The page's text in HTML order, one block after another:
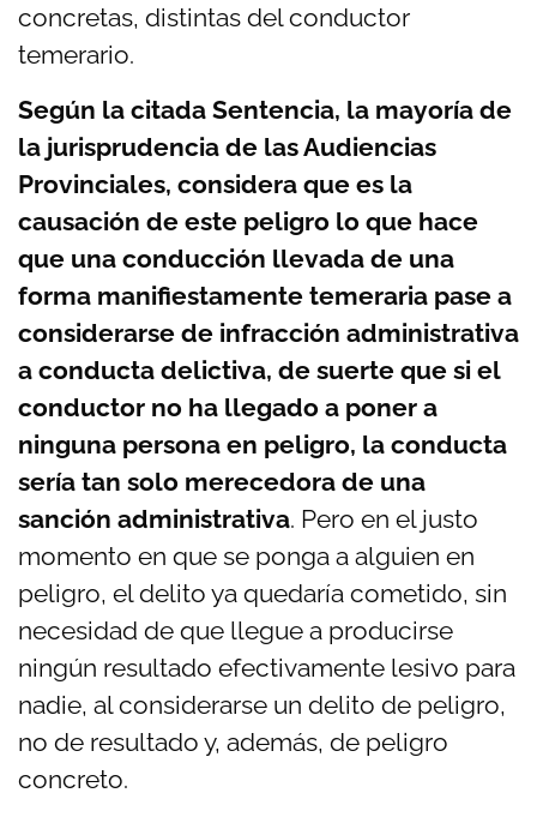
concretas, distintas del conductor
temerario.
Según la citada Sentencia, la mayoría de
la jurisprudencia de las Audiencias
Provinciales, considera que es la
causación de este peligro lo que hace
que una conducción llevada de una
forma manifiestamente temeraria pase a
considerarse de infracción administrativa
a conducta delictiva, de suerte que si el
conductor no ha llegado a poner a
ninguna persona en peligro, la conducta
sería tan solo merecedora de una
sanción administrativa. Pero en el justo
momento en que se ponga a alguien en
peligro, el delito ya quedaría cometido, sin
necesidad de que llegue a producirse
ningún resultado efectivamente lesivo para
nadie, al considerarse un delito de peligro,
no de resultado y, además, de peligro
concreto.